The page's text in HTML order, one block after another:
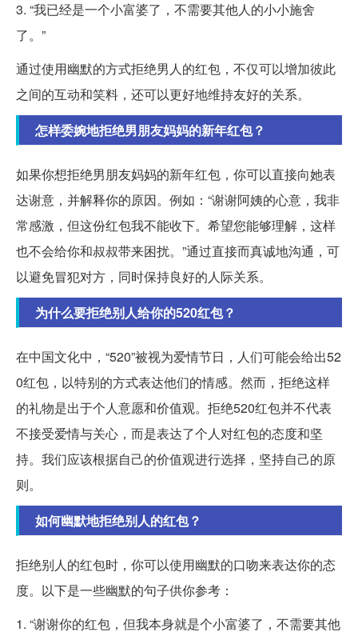
3. “我已经是一个小富婆了，不需要其他人的小小施舍
了。”
通过使用幽默的方式拒绝男人的红包，不仅可以增加彼此
之间的互动和笑料，还可以更好地维持友好的关系。
怎样委婉地拒绝男朋友妈妈的新年红包？
如果你想拒绝男朋友妈妈的新年红包，你可以直接向她表
达谢意，并解释你的原因。例如：“谢谢阿姨的心意，我非
常感激，但这份红包我不能收下。希望您能够理解，这样
也不会给你和叔叔带来困扰。”通过直接而真诚地沟通，可
以避免冒犯对方，同时保持良好的人际关系。
为什么要拒绝别人给你的520红包？
在中国文化中，“520”被视为爱情节日，人们可能会给出52
0红包，以特别的方式表达他们的情感。然而，拒绝这样
的礼物是出于个人意愿和价值观。拒绝520红包并不代表
不接受爱情与关心，而是表达了个人对红包的态度和坚
持。我们应该根据自己的价值观进行选择，坚持自己的原
则。
如何幽默地拒绝别人的红包？
拒绝别人的红包时，你可以使用幽默的口吻来表达你的态
度。以下是一些幽默的句子供你参考：
1. “谢谢你的红包，但我本身就是个小富婆了，不需要其他